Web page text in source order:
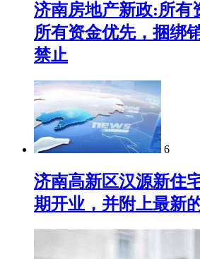
济南房地产新政:所有
所有资金优先，捆绑
禁止
6
济南高新区汉源新住
期开业，并附上最新